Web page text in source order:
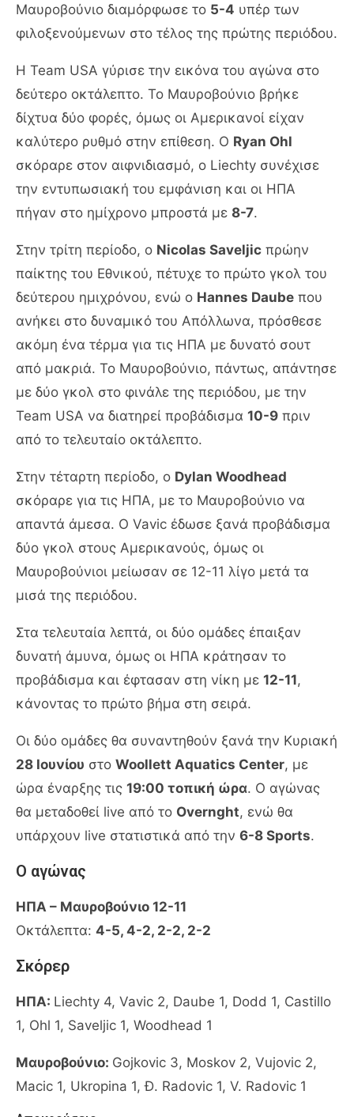
Μαυροβούνιο διαμόρφωσε το 5-4 υπέρ των
φιλοξενούμενων στο τέλος της πρώτης περιόδου.
Η Team USA γύρισε την εικόνα του αγώνα στο
δεύτερο οκτάλεπτο. Το Μαυροβούνιο βρήκε
δίχτυα δύο φορές, όμως οι Αμερικανοί είχαν
καλύτερο ρυθμό στην επίθεση. Ο Ryan Ohl
σκόραρε στον αιφνιδιασμό, ο Liechty συνέχισε
την εντυπωσιακή του εμφάνιση και οι ΗΠΑ
πήγαν στο ημίχρονο μπροστά με 8-7.
Στην τρίτη περίοδο, ο Nicolas Saveljic πρώην
παίκτης του Εθνικού, πέτυχε το πρώτο γκολ του
δεύτερου ημιχρόνου, ενώ ο Hannes Daube που
ανήκει στο δυναμικό του Απόλλωνα, πρόσθεσε
ακόμη ένα τέρμα για τις ΗΠΑ με δυνατό σουτ
από μακριά. Το Μαυροβούνιο, πάντως, απάντησε
με δύο γκολ στο φινάλε της περιόδου, με την
Team USA να διατηρεί προβάδισμα 10-9 πριν
από το τελευταίο οκτάλεπτο.
Στην τέταρτη περίοδο, ο Dylan Woodhead
σκόραρε για τις ΗΠΑ, με το Μαυροβούνιο να
απαντά άμεσα. Ο Vavic έδωσε ξανά προβάδισμα
δύο γκολ στους Αμερικανούς, όμως οι
Μαυροβούνιοι μείωσαν σε 12-11 λίγο μετά τα
μισά της περιόδου.
Στα τελευταία λεπτά, οι δύο ομάδες έπαιξαν
δυνατή άμυνα, όμως οι ΗΠΑ κράτησαν το
προβάδισμα και έφτασαν στη νίκη με 12-11,
κάνοντας το πρώτο βήμα στη σειρά.
Οι δύο ομάδες θα συναντηθούν ξανά την Κυριακή
28 Ιουνίου στο Woollett Aquatics Center, με
ώρα έναρξης τις 19:00 τοπική ώρα. Ο αγώνας
θα μεταδοθεί live από το Overnght, ενώ θα
υπάρχουν live στατιστικά από την 6-8 Sports.
Ο αγώνας
ΗΠΑ – Μαυροβούνιο 12-11
Οκτάλεπτα: 4-5, 4-2, 2-2, 2-2
Σκόρερ
ΗΠΑ: Liechty 4, Vavic 2, Daube 1, Dodd 1, Castillo
1, Ohl 1, Saveljic 1, Woodhead 1
Μαυροβούνιο: Gojkovic 3, Moskov 2, Vujovic 2,
Macic 1, Ukropina 1, Đ. Radovic 1, V. Radovic 1